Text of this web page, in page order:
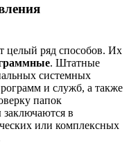
целый ряд способов. Их
. Штатные
системных
и служб, а также
папок
в
или комплексных